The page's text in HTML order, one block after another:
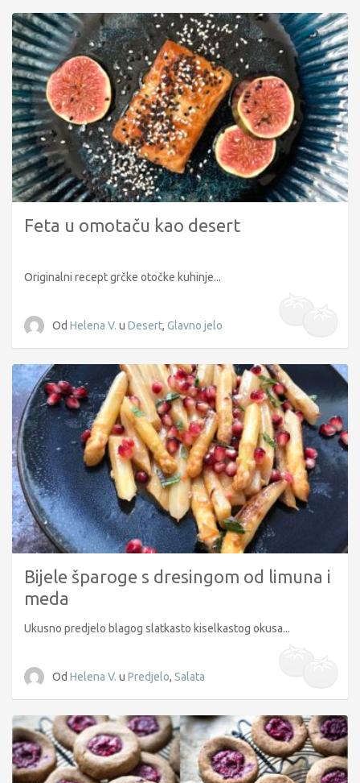
Feta u omotaču kao desert
Originalni recept grčke otočke kuhinje...
Od Helena V. u Desert, Glavno jelo
Bijele šparoge s dresingom od limuna i
meda
Ukusno predjelo blagog slatkasto kiselkastog okusa...
Od Helena V. u Predjelo, Salata